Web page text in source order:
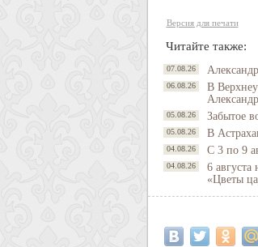
Версия для печати
Читайте также:
07.08.26
06.08.26
В
05.08.26 Забытое
05.08.26 В
04.08.26 С 3 по 9
04.08.26
6 августа
«Цветы